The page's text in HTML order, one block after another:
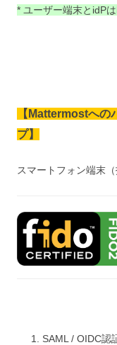
* ユーザー端末とidP
【 Mattermostへの
プ】
スマートフォン端末（
SAML / OIDC認